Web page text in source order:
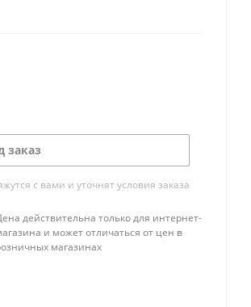
заказ
с вами и уточнят условия заказа
действительна только для интернет-
и может отличаться от цен в
магазинах